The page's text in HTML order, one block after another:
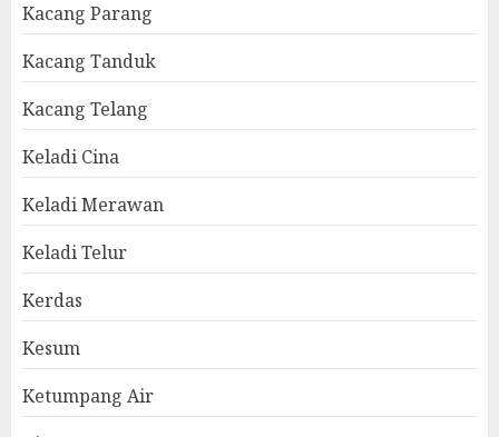
Kacang Parang
Kacang Tanduk
Kacang Telang
Keladi Cina
Keladi Merawan
Keladi Telur
Kerdas
Kesum
Ketumpang Air